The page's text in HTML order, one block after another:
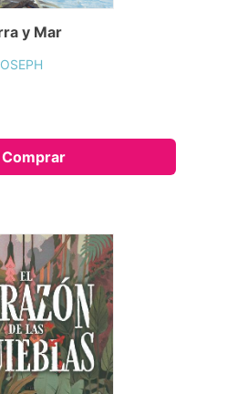
y Mar
Comprar